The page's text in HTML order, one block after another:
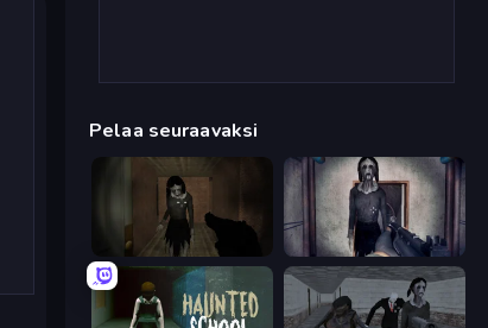
Pelaa seuraavaksi
Slendrina Must Die: The Cellar